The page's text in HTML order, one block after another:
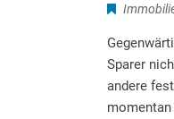
Sparer
andere